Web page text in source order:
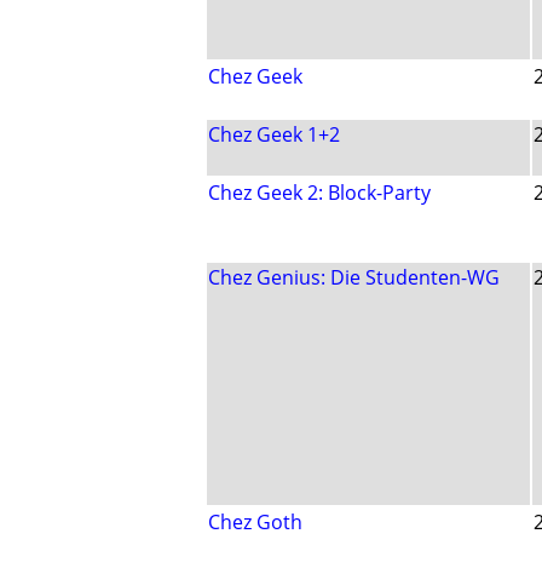
Chez Geek
Chez Geek 1+2
Chez Geek 2: Block-Party
Chez Genius: Die Studenten-WG
Chez Goth